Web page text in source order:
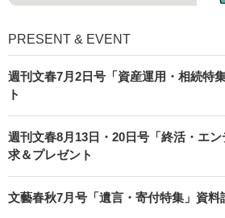
PRESENT & EVENT
週刊文春7月2日号「資産運用・相続特
ト
週刊文春8月13日・20日号「終活・エ
求＆プレゼント
文藝春秋7月号「遺言・寄付特集」資料